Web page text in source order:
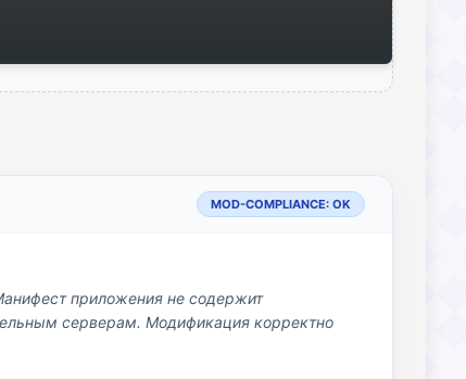
MOD-COMPLIANCE: OK
приложения не содержит
серверам. Модификация корректно